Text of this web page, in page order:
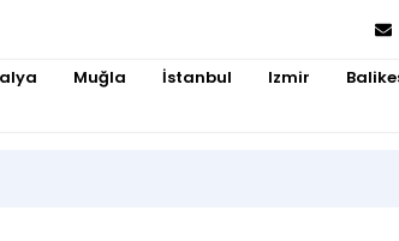
Muğla İstanbul Izmir